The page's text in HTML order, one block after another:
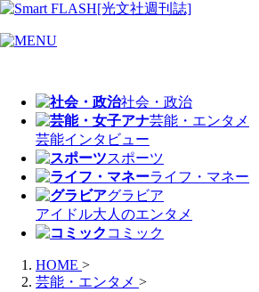
社会・政治
芸能・エンタメ
芸能インタビュー
スポーツ
ライフ・マネー
グラビア
アイドル大人のエンタメ
コミック
HOME >
芸能・エンタメ >